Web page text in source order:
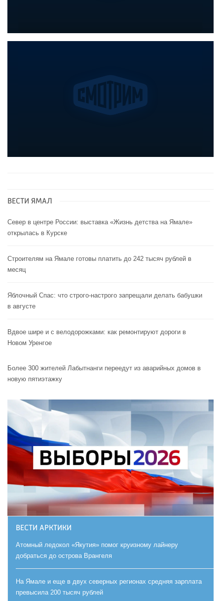
ВЕСТИ ЯМАЛ
Север в центре России: выставка «Жизнь детства на Ямале»
открылась в Курске
Строителям на Ямале готовы платить до 242 тысяч рублей в
месяц
Яблочный Спас: что строго-настрого запрещали делать бабушки
в августе
Вдвое шире и с велодорожками: как ремонтируют дороги в
Новом Уренгое
Более 300 жителей Лабытнанги переедут из аварийных домов в
новую пятиэтажку
ВЕСТИ АРКТИКИ
Атомный ледокол «Якутия» помог круизному лайнеру
добраться до острова Врангеля
На Ямале и еще в двух северных регионах средняя зарплата
превысила 200 тысяч рублей